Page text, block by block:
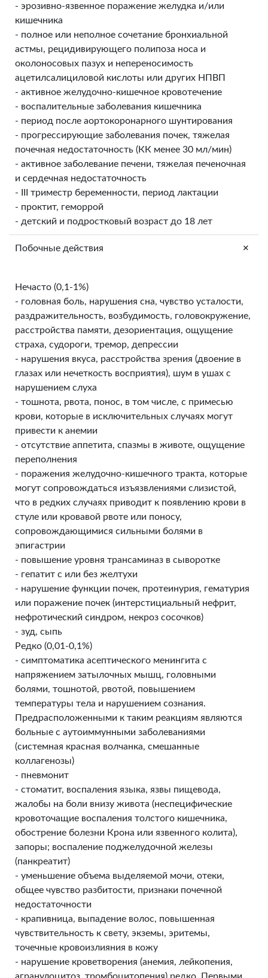
- эрозивно-язвенное поражение желудка и/или
кишечника
- полное или неполное сочетание бронхиальной
астмы, рецидивирующего полипоза носа и
околоносовых пазух и непереносимость
ацетилсалициловой кислоты или других НПВП
- активное желудочно-кишечное кровотечение
- воспалительные заболевания кишечника
- период после аортокоронарного шунтирования
- прогрессирующие заболевания почек, тяжелая
почечная недостаточность (КК менее 30 мл/мин)
- активное заболевание печени, тяжелая печеночная
и сердечная недостаточность
- III триместр беременности, период лактации
- проктит, геморрой
- детский и подростковый возраст до 18 лет
Побочные действия +
Нечасто (0,1-1%)
- головная боль, нарушения сна, чувство усталости,
раздражительность, возбудимость, головокружение,
расстройства памяти, дезориентация, ощущение
страха, судороги, тремор, депрессии
- нарушения вкуса, расстройства зрения (двоение в
глазах или нечеткость восприятия), шум в ушах с
нарушением слуха
- тошнота, рвота, понос, в том числе, с примесью
крови, которые в исключительных случаях могут
привести к анемии
- отсутствие аппетита, спазмы в животе, ощущение
переполнения
- поражения желудочно-кишечного тракта, которые
могут сопровождаться изъязвлениями слизистой,
что в редких случаях приводит к появлению крови в
стуле или кровавой рвоте или поносу,
сопровождающимися сильными болями в
эпигастрии
- повышение уровня трансаминаз в сыворотке
- гепатит с или без желтухи
- нарушение функции почек, протеинурия, гематурия
или поражение почек (интерстициальный нефрит,
нефротический синдром, некроз сосочков)
- зуд, сыпь
Редко (0,01-0,1%)
- симптоматика асептического менингита с
напряжением затылочных мышц, головными
болями, тошнотой, рвотой, повышением
температуры тела и нарушением сознания.
Предрасположенными к таким реакциям являются
больные с аутоиммунными заболеваниями
(системная красная волчанка, смешанные
коллагенозы)
- пневмонит
- стоматит, воспаления языка, язвы пищевода,
жалобы на боли внизу живота (неспецифические
кровоточащие воспаления толстого кишечника,
обострение болезни Крона или язвенного колита),
запоры; воспаление поджелудочной железы
(панкреатит)
- уменьшение объема выделяемой мочи, отеки,
общее чувство разбитости, признаки почечной
недостаточности
- крапивница, выпадение волос, повышенная
чувствительность к свету, экземы, эритемы,
точечные кровоизлияния в кожу
- нарушение кроветворения (анемия, лейкопения,
агранулоцитоз, тромбоцитопения) редко. Первыми